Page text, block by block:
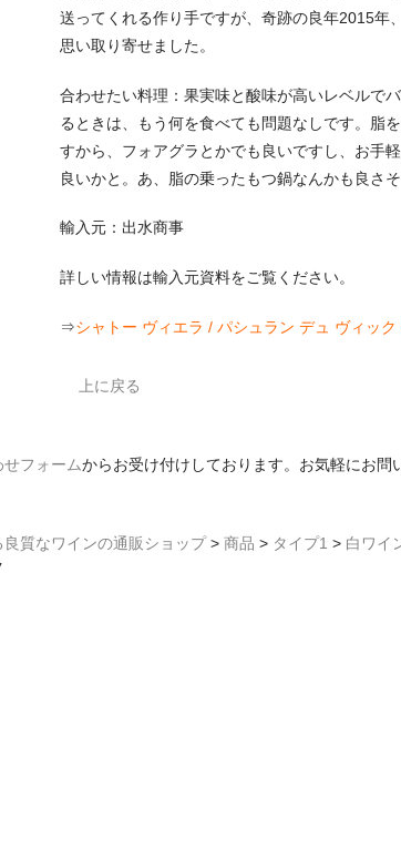
送ってくれる作り手ですが、奇跡の良年2015年
思い取り寄せました。
合わせたい料理：果実味と酸味が高いレベルで
るときは、もう何を食べても問題なしです。脂
すから、フォアグラとかでも良いですし、お手
良いかと。あ、脂の乗ったもつ鍋なんかも良さそ
輸入元：出水商事
詳しい情報は輸入元資料をご覧ください。
⇒シャトー ヴィエラ / パシュラン デュ ヴィック
上に戻る
せフォームからお受け付けしております。お気軽にお問
良質なワインの通販ショップ> 商品 > タイプ1 > 白ワイ